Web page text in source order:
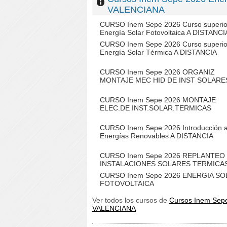
VALENCIANA
CURSO Inem Sepe 2026 Curso
Energía Solar Fotovoltaica A
CURSO Inem Sepe 2026 Curso
Energía Solar Térmica A DISTANCIA
CURSO Inem Sepe 2026 ORGANIZ
MONTAJE MEC HID DE INST
CURSO Inem Sepe 2026 MONTAJE
ELEC.DE INST.SOLAR.TERMICAS
CURSO Inem Sepe 2026 Introducción
Energías Renovables A DISTANCIA
CURSO Inem Sepe 2026 REPLANTEO
INSTALACIONES SOLARES
CURSO Inem Sepe 2026 ENERGIA
FOTOVOLTAICA
Ver todos los cursos de Cursos Inem
VALENCIANA